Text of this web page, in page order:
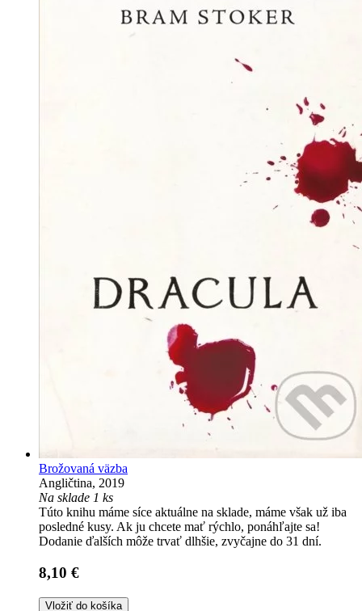
Brožovaná väzba
Angličtina, 2019
Na sklade 1 ks
Túto knihu máme síce aktuálne na sklade, máme však už iba
posledné kusy. Ak ju chcete mať rýchlo, ponáhľajte sa!
Dodanie ďalších môže trvať dlhšie, zvyčajne do 31 dní.
8,10 €
Vložiť do košíka